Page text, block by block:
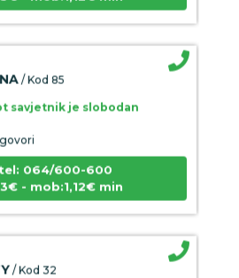
/ Kod 85
savjetnik je slobodan
064/600-600
- mob:1,12€ min
/ Kod 32